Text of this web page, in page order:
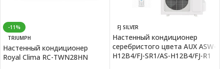
-11%
TRIUMPH
Настенный кондиционер
Royal Clima RC-TWN28HN
FJ SILVER
Настенный кондиционер
серебристого цвета AUX ASW-
H12B4/FJ-SR1/AS-H12B4/FJ-R1